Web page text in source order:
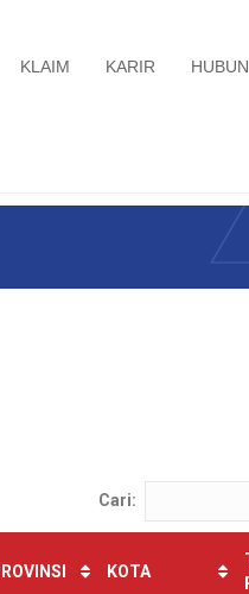
KLAIM KARIR
Cari:
KOTA